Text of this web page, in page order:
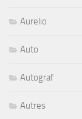
Aurelio
Auto
Autograf
Autres